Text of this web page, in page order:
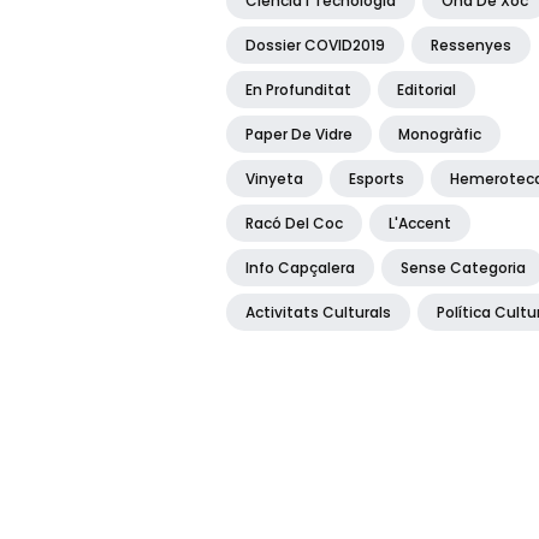
Dossier COVID2019 Ressenyes
En Profunditat Editorial
Paper De Vidre Monogràfic
Vinyeta Esports
Racó Del Coc L'Accent
Info Capçalera Sense Categoria
Activitats Culturals Política